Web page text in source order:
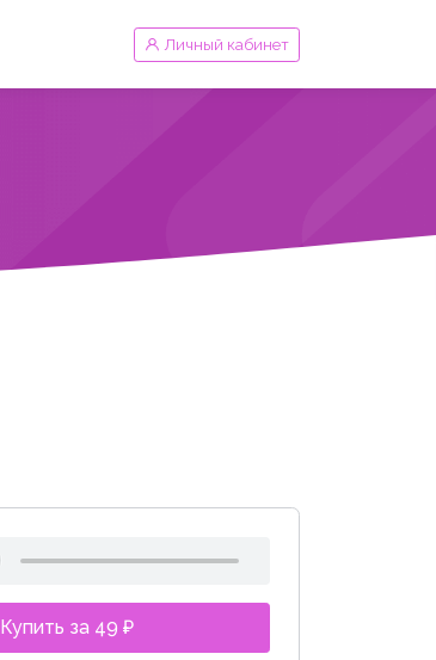
Личный кабинет
Купить за 49 ₽